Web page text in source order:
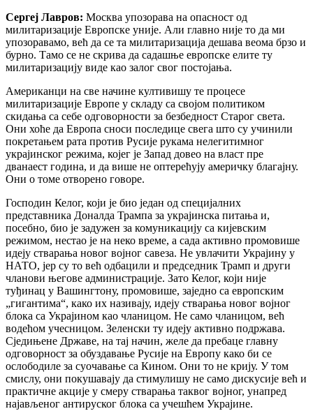
Сергеј Лавров: Москва упозорава на опасност од
милитаризације Европске уније. Али главно није то да ми
упозоравамо, већ да се та милитаризација дешава веома брзо и
бурно. Тамо се не скрива да садашње европске елите ту
милитаризацију виде као залог свог постојања.
Американци на све начине култивишу те процесе
милитаризације Европе у складу са својом политиком
скидања са себе одговорности за безбедност Старог света.
Они хоће да Европа сноси последице свега што су учинили
покретањем рата против Русије рукама нелегитимног
украјинског режима, којег је Запад довео на власт пре
дванаест година, и да више не оптерећују америчку благајну.
Они о томе отворено говоре.
Господин Келог, који је био један од специјалних
представника Доналда Трампа за украјинска питања и,
посебно, био је задужен за комуникацију са кијевским
режимом, нестао је на неко време, а сада активно промовише
идеју стварања новог војног савеза. Не увлачити Украјину у
НАТО, јер су то већ одбацили и председник Трамп и други
чланови његове администрације. Зато Келог, који није
туђинац у Вашингтону, промовише, заједно са европским
„гигантима“, како их називају, идеју стварања новог војног
блока са Украјином као чланицом. Не само чланицом, већ
водећом учесницом. Зеленски ту идеју активно подржава.
Сједињене Државе, на тај начин, желе да пребаце главну
одговорност за обуздавање Русије на Европу како би се
ослободиле за суочавање са Кином. Они то не крију. У том
смислу, они покушавају да стимулишу не само дискусије већ и
практичне акције у смеру стварања таквог војног, унапред
најављеног антируског блока са учешћем Украјине.